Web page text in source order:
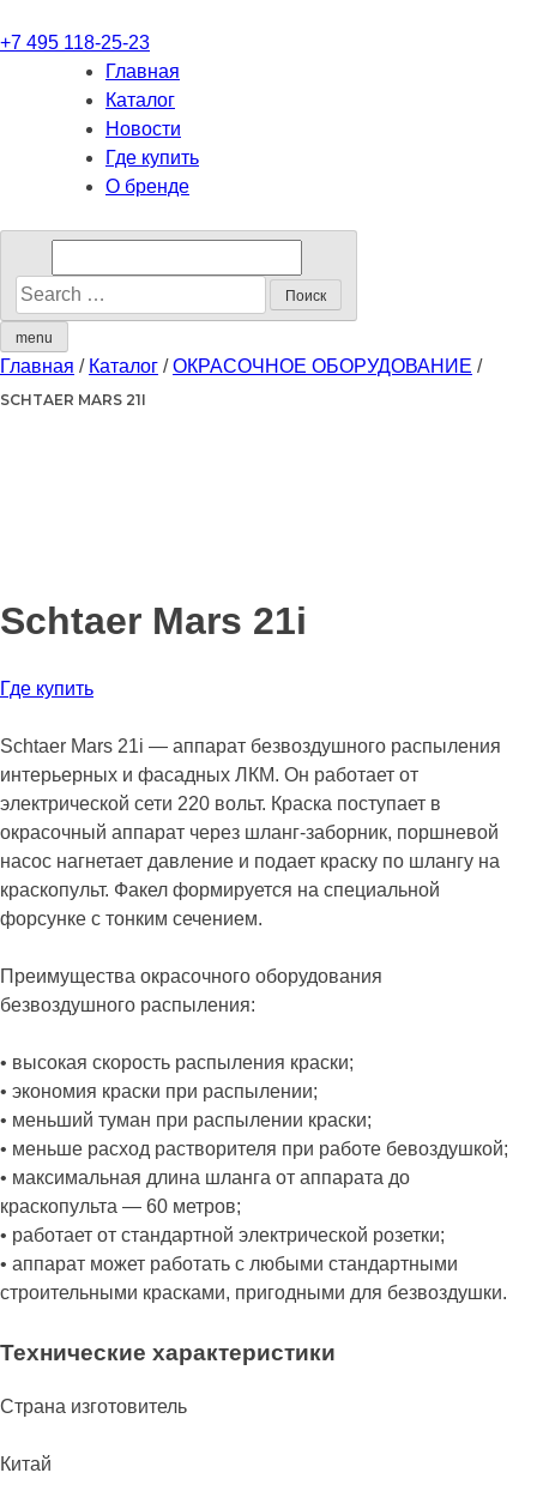
+7 495 118-25-23
Главная
Каталог
Новости
Где купить
О бренде
menu
Главная / Каталог /ОКРАСОЧНОЕ ОБОРУДОВАНИЕ /
SCHTAER MARS 21I
Schtaer Mars 21i
Где купить
Schtaer Mars 21i — аппарат безвоздушного распыления
интерьерных и фасадных ЛКМ. Он работает от
электрической сети 220 вольт. Краска поступает в
окрасочный аппарат через шланг-заборник, поршневой
насос нагнетает давление и подает краску по шлангу на
краскопульт. Факел формируется на специальной
форсунке с тонким сечением.
Преимущества окрасочного оборудования
безвоздушного распыления:
• высокая скорость распыления краски;
• экономия краски при распылении;
• меньший туман при распылении краски;
• меньше расход растворителя при работе бевоздушкой;
• максимальная длина шланга от аппарата до
краскопульта — 60 метров;
• работает от стандартной электрической розетки;
• аппарат может работать с любыми стандартными
строительными красками, пригодными для безвоздушки.
Технические характеристики
Страна изготовитель
Китай